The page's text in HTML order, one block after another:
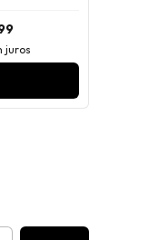
juros